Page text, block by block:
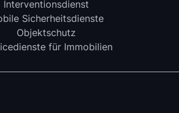
Interventionsdienst
Sicherheitsdienste
Objektschutz
für Immobilien